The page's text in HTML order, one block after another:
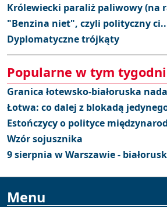
Królewiecki paraliż paliwowy (na
"Benzina niet", czyli polityczny
Dyplomatyczne trójkąty
Popularne w tym
Granica łotewsko-białoruska
Łotwa: co dalej z blokadą
Estończycy o polityce
Wzór sojusznika
9 sierpnia w Warszawie -
Menu